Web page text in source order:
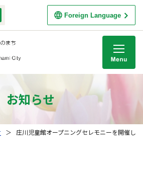
Foreign Language
お知らせ
＞ 庄川児童館オープニングセレモニーを開催し